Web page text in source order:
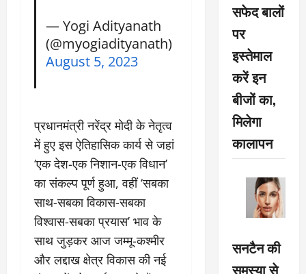
— Yogi Adityanath
(@myogiadityanath)
August 5, 2023
प्रधानमंत्री नरेंद्र मोदी के नेतृत्व
में हुए इस ऐतिहासिक कार्य से जहां
‘एक देश-एक निशान-एक विधान’
का संकल्प पूर्ण हुआ, वहीं ‘सबका
साथ-सबका विकास-सबका
विश्वास-सबका प्रयास’ भाव के
साथ जुड़कर आज जम्मू-कश्मीर
और लद्दाख क्षेत्र विकास की नई
सफेद बालों
पर
इस्तेमाल
करें इन
बीजों का,
मिलेगा
कालापन
सनटैन की
समस्या से